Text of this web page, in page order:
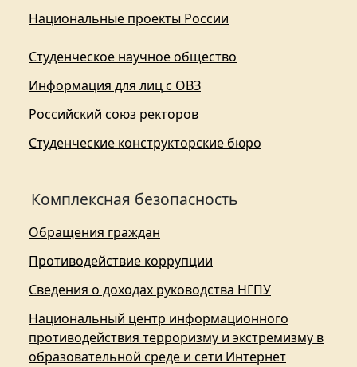
Национальные проекты России
Студенческое научное общество
Информация для лиц с ОВЗ
Российский союз ректоров
Студенческие конструкторские бюро
Комплексная безопасность
Обращения граждан
Противодействие коррупции
Сведения о доходах руководства НГПУ
Национальный центр информационного
противодействия терроризму и экстремизму в
образовательной среде и сети Интернет